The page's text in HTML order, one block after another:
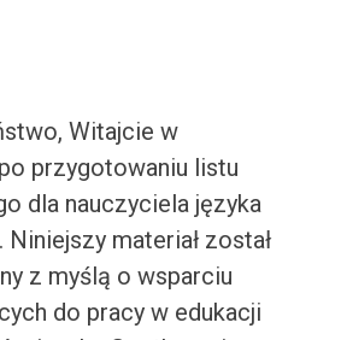
Witajcie w
przygotowaniu listu
dla nauczyciela języka
materiał został
z myślą o wsparciu
do pracy w edukacji